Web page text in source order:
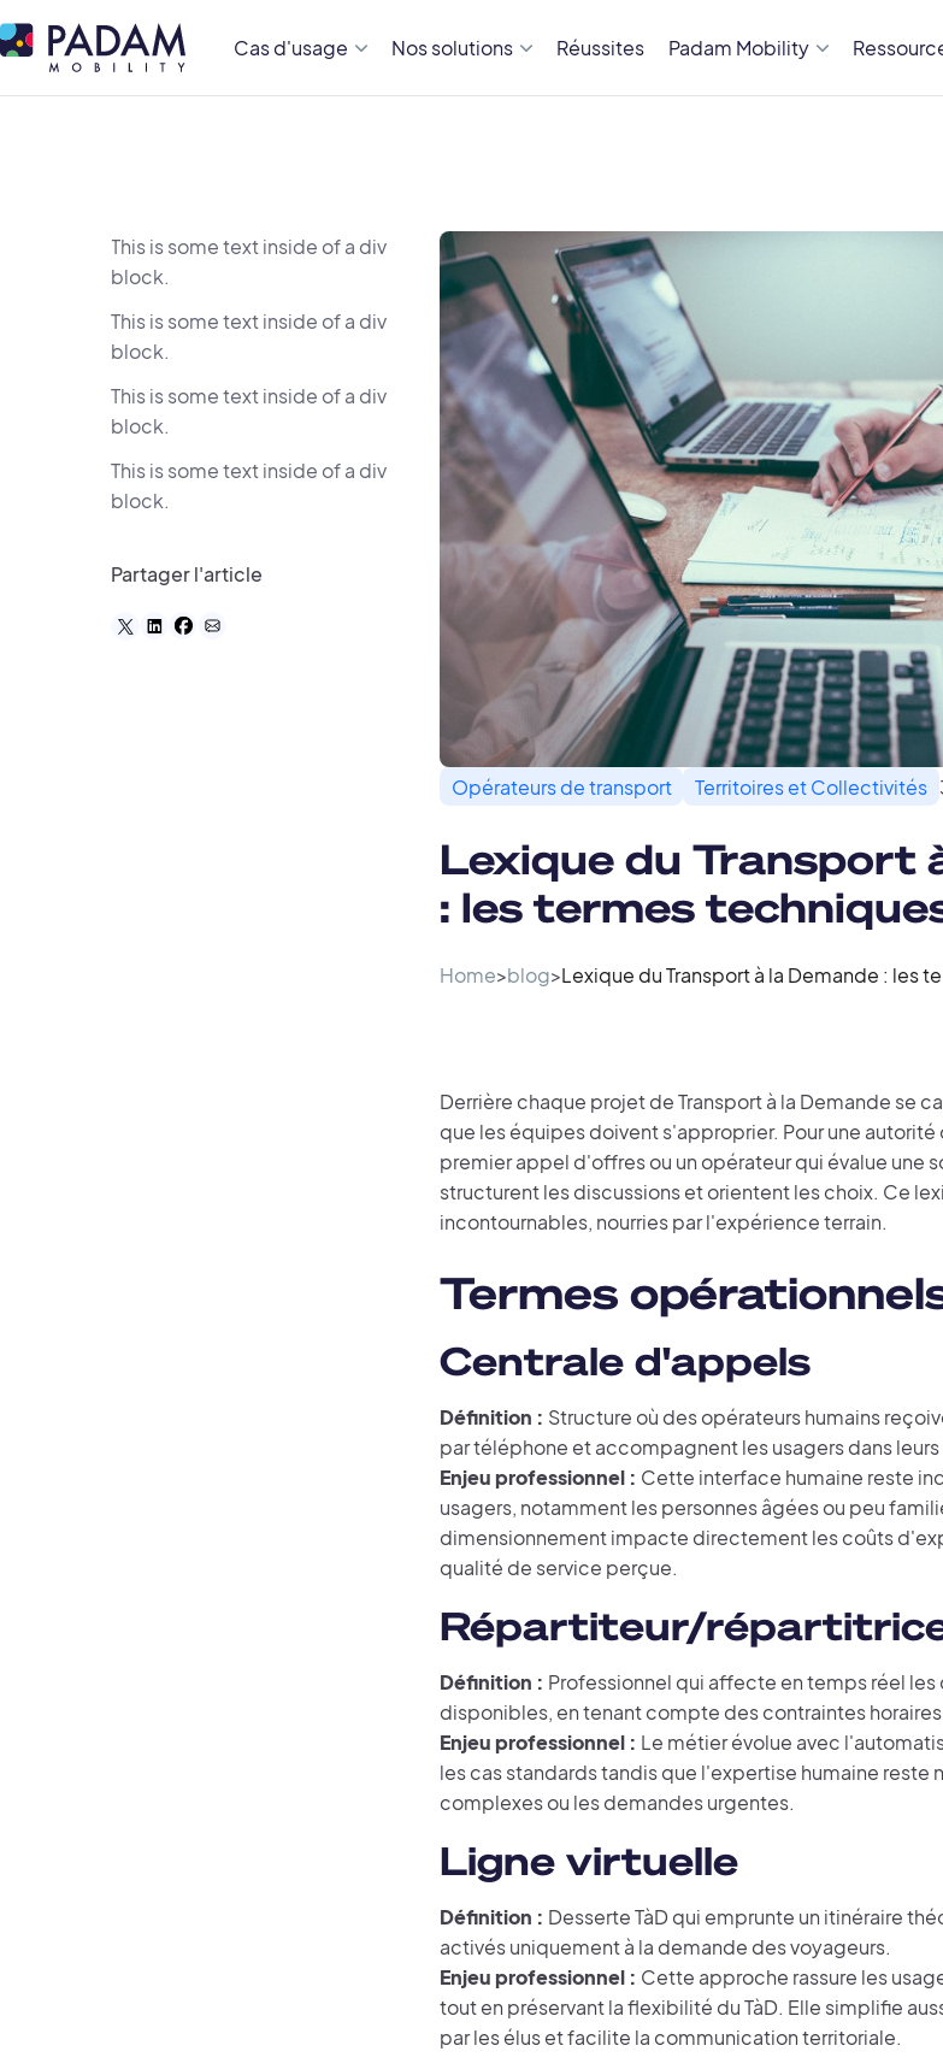
Cas d'usage Nos solutions Réussites Padam Mobility
This is some text inside of a div
block.
This is some text inside of a div
block.
This is some text inside of a div
block.
This is some text inside of a div
block.
Partager l'article
Home>blog>Lexique du Transport à la Demande : les
Lexique du Transport
: les termes
Opérateurs de transport Territoires et Collectivités
Derrière chaque projet de Transport à la Demande se
que les équipes doivent s'approprier. Pour une
premier appel d'offres ou un opérateur qui évalue une
structurent les discussions et orientent les choix. Ce
incontournables, nourries par l'expérience terrain.
Termes
Centrale d'appels
Définition : Structure où des opérateurs humains
par téléphone et accompagnent les usagers dans leurs
Enjeu professionnel : Cette interface humaine reste
usagers, notamment les personnes âgées ou peu
dimensionnement impacte directement les coûts
qualité de service perçue.
Répartiteur/
Définition : Professionnel qui affecte en temps réel les
disponibles, en tenant compte des contraintes
Enjeu professionnel : Le métier évolue avec
les cas standards tandis que l'expertise humaine reste
complexes ou les demandes urgentes.
Ligne virtuelle
Définition : Desserte TàD qui emprunte un itinéraire
activés uniquement à la demande des voyageurs.
Enjeu professionnel : Cette approche rassure les
tout en préservant la flexibilité du TàD. Elle simplifie
par les élus et facilite la communication territoriale.